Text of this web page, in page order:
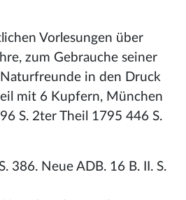
Vorlesungen über
zum Gebrauche seiner
in den Druck
mit 6 Kupfern, München
S. 2ter Theil 1795 446 S.
386. Neue ADB. 16 B. II. S.